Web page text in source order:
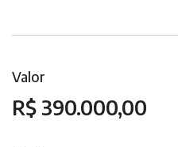
Valor
R$ 390.000,00